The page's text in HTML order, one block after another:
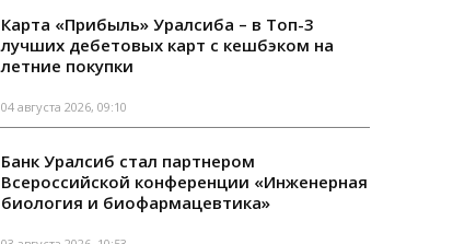
Карта «Прибыль» Уралсиба – в Топ-3
лучших дебетовых карт с кешбэком на
летние покупки
04 августа 2026, 09:10
Банк Уралсиб стал партнером
Всероссийской конференции «Инженерная
биология и биофармацевтика»